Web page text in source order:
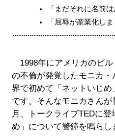
「まだそれに名前
「屈辱が産業化しま
1998年にアメリカのビル
の不倫が発覚したモニカ
界で初めて「ネットいじ
です。そんなモニカさん
月、トークライブTEDに
め」について警鐘を鳴らし